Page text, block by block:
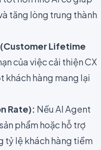
tăng lòng trung thành
Lifetime
của việc cải thiện CX
khách hàng mang lại
Rate): Nếu AI Agent
phẩm hoặc hỗ trợ
tỷ lệ khách hàng tiềm